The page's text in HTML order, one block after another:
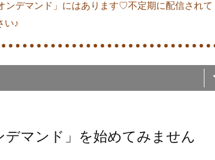
ンデマンド」にはあります♡不定期に配信されて
い♪
マンド」を始めてみません